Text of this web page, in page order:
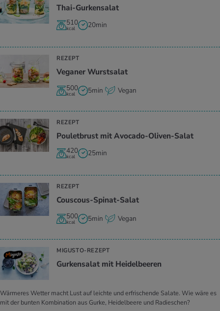
Thai-Gur­ken­sa­lat
510
kcal 20min
REZEPT
Ve­ga­ner Wurst­sa­lat
500
kcal 5min Vegan
REZEPT
Pou­let­brust mit Avo­ca­do-Oli­ven-Salat
420
kcal 25min
REZEPT
Cous­cous-Spi­nat-Salat
500
kcal 5min Vegan
MIGUSTO-REZEPT
Gur­ken­sa­lat mit Hei­del­bee­ren
Wärmeres Wetter macht Lust auf leichte und erfrischende Salate. Wie wäre es
mit der bunten Kombination aus Gurke, Heidelbeere und Radieschen?